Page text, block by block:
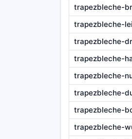
trapezbleche-
trapezbleche-
trapezbleche-
trapezbleche-
trapezbleche-
trapezbleche-
trapezbleche-
trapezbleche-